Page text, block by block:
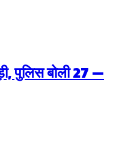
पुलिस बोली 27 —